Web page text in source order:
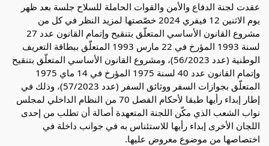
عقدت لجنة الدفاع والأمن والقوات الحاملة للسلاح جلسة بعد ظهر
يوم الاثنين 12 فيفري 2024 خصّصتها لمزيد النظر في كل من
مشروع القانون الأساسي المتعلّق بتنقيح وإتمام القانون عدد 27
لسنة 1993 المؤرخ في 22 مارس 1993 المتعلّق ببطاقة التعريف
الوطنية (عدد 56/2023)، ومشروع القانون الأساسي المتعلّق بتنقيح
وإتمام القانون عدد 40
لسنة 1975 المؤرخ في 14 ماي 1975
المتعلّق بجوازات السفر ووثائق السفر (عدد 57/2023)، وذلك في
إطار إبداء رأيها طبقا لأحكام الفصل 70 من النظام الداخلي لمجلس
نواب الشعب الذي مكّن اللجنة المتعهدة أصالة أن تطلب من إحدى
اللجان الأخرى إبداء رأيها للاستئناس به في جوانب داخلة في
اختصاصها من موضوع معروض عليها.